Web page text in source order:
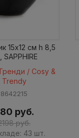
15x12 см h 8,5
SAPPHIRE
/ Cosy &
Trendy
8642215
руб.
руб.
43 шт.